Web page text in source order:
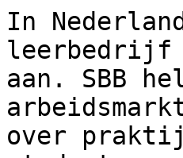
In
leerbedrijf
aan. SBB
over